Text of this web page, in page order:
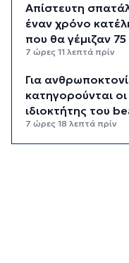
Απίστευτη
έναν χρόνο
που θα γέμιζαν 75
7 ώρες 11 λεπτά πρίν
Για
κατηγορούνται
ιδιοκτήτης του
7 ώρες 18 λεπτά πρίν